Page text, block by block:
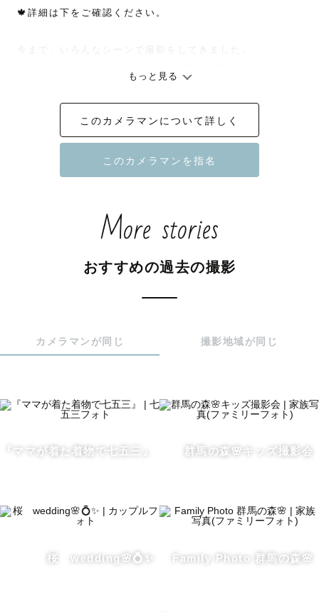
🍁詳細は下をご確認ください。
今まで、いろんなシーンで撮影をしてきました。
ご家族様の日常から大切な記念日など、撮影をについては
お気軽にご相談ください。
また、ファミリー撮影はお任せください！
群馬の森🌳でキッズ撮影会を担当しています。
初めてのお子さまも楽しんでもらえるように、撮影してい
ご依頼をいただければ、関東はもちろん、北陸、新潟まで
撮影へお伺いさせていただきます😊
🍁七五三についてのご案内🍁
メイクされてるお子さまの表情はとても貴重で、今までご
また、寺社仏閣によっては小物の持ち込みがNGな場所もご
ざいます。
い日程もございます。
〖最期に〗
三となるように撮影させていただきます😊
もっと見る
このカメラマンについて詳しく
More stories
おすすめの過去の撮影
カメラマンが同じ 撮影地域が同じ
『ママが着た着物で七五三』 群馬の森🌸キッズ撮影会
桜 wedding🌸💍✨ Family Photo 群馬の森🌸